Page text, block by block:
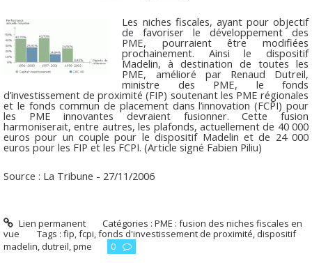
Les niches fiscales, ayant pour objectif
de favoriser le développement des
PME, pourraient être modifiées
prochainement. Ainsi le dispositif
Madelin, à destination de toutes les
PME, amélioré par Renaud Dutreil,
ministre des PME, le fonds
d’investissement de proximité (FIP) soutenant les PME régionales
et le fonds commun de placement dans l’innovation (FCPI) pour
les PME innovantes devraient fusionner. Cette fusion
harmoniserait, entre autres, les plafonds, actuellement de 40 000
euros pour un couple pour le dispositif Madelin et de 24 000
euros pour les FIP et les FCPI. (Article signé Fabien Piliu)
Source : La Tribune - 27/11/2006
Lien permanent Catégories :PME : fusion des niches fiscales en
vue
Tags : fip,fcpi,fonds d'investissement de proximité, dispositif
madelin, dutreil,pme 0